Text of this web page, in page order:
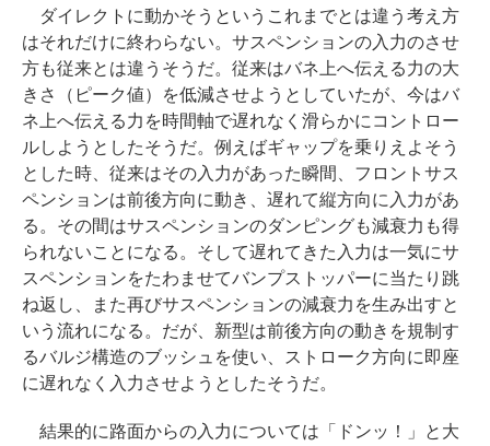
ダイレクトに動かそうというこれまでとは違う考え方
はそれだけに終わらない。サスペンションの入力のさせ
方も従来とは違うそうだ。従来はバネ上へ伝える力の大
きさ（ピーク値）を低減させようとしていたが、今はバ
ネ上へ伝える力を時間軸で遅れなく滑らかにコントロー
ルしようとしたそうだ。例えばギャップを乗りえよそう
とした時、従来はその入力があった瞬間、フロントサス
ペンションは前後方向に動き、遅れて縦方向に入力があ
る。その間はサスペンションのダンピングも減衰力も得
られないことになる。そして遅れてきた入力は一気にサ
スペンションをたわませてバンプストッパーに当たり跳
ね返し、また再びサスペンションの減衰力を生み出すと
いう流れになる。だが、新型は前後方向の動きを規制す
るバルジ構造のブッシュを使い、ストローク方向に即座
に遅れなく入力させようとしたそうだ。
結果的に路面からの入力については「ドンッ！」と大